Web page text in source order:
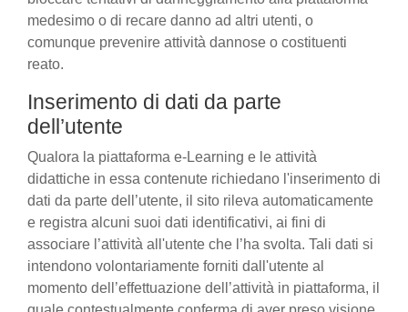
medesimo o di recare danno ad altri utenti, o
comunque prevenire attività dannose o costituenti
reato.
Inserimento di dati da parte
dell’utente
Qualora la piattaforma e-Learning e le attività
didattiche in essa contenute richiedano l'inserimento di
dati da parte dell’utente, il sito rileva automaticamente
e registra alcuni suoi dati identificativi, ai fini di
associare l’attività all'utente che l’ha svolta. Tali dati si
intendono volontariamente forniti dall'utente al
momento dell’effettuazione dell’attività in piattaforma, il